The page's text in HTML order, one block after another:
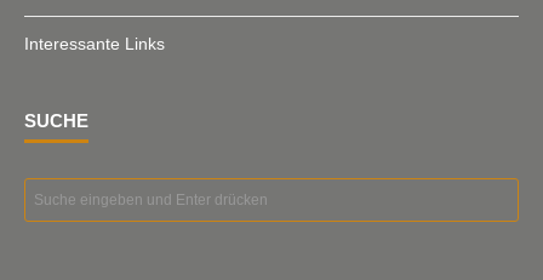
Interessante Links
SUCHE